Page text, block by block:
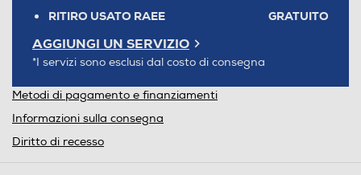
RITIRO USATO RAEE GRATUITO
AGGIUNGI UN SERVIZIO
*I servizi sono esclusi dal costo di consegna
Metodi di pagamento e finanziamenti
Informazioni sulla consegna
Diritto di recesso